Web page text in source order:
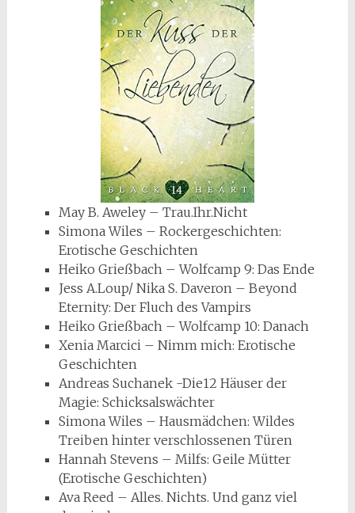
May B. Aweley – Trau.Ihr.Nicht
Simona Wiles – Rockergeschichten:
Erotische Geschichten
Heiko Grießbach – Wolfcamp 9: Das Ende
Jess A.Loup/ Nika S. Daveron – Beyond
Eternity: Der Fluch des Vampirs
Heiko Grießbach – Wolfcamp 10: Danach
Xenia Marcici – Nimm mich: Erotische
Geschichten
Andreas Suchanek -Die12 Häuser der
Magie: Schicksalswächter
Simona Wiles – Hausmädchen: Wildes
Treiben hinter verschlossenen Türen
Hannah Stevens – Milfs: Geile Mütter
(Erotische Geschichten)
Ava Reed – Alles. Nichts. Und ganz viel